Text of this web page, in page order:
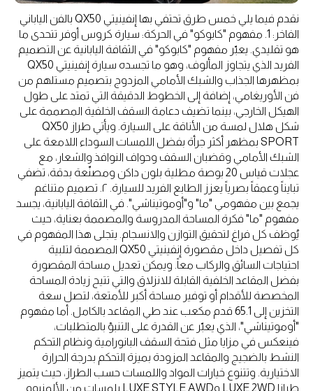
نقدم فيما يلي خمس طرق تحتفي بها إنفينيتي QX50 بالفن الياباني
الفاخر: 1. مفهوم "كابوكو" في الحركة: سيارة كروس أوفر تتحدى ما
هو تقليدي. يعبّر مفهوم "كابوكو" في الثقافة اليابانية عن التصميم
الفريد الذي يتجاوز المألوف، وهو ما تجسده سيارة إنفينيتي QX50
بمظهرها الجذاب والشبك الأمامي المزدوج بتصميم مستلهم من
فن الأوريغامي، إضافة إلى الخطوط الدقيقة التي تمتد على طول
الهيكل الخارجي، بينما تضيف دعامة السقف الخلفية المصممة على
شكل هلال لمسة من الأناقة على السيارة. ويأتي طراز QX50
SPORT بمظهر أكثر جرأة بفضل اللمسات السوداء اللامعة على
الشبك الأمامي وقضبان السقف وحواف النوافذ والشعار، مع
عجلات قياس 20 بوصة مطلية بلون داكن ومصنّعة بدقة، تضفي
تبايناً وعمقاً بصرياً يعزز الطابع الفريد للسيارة. ٢. تصميم متناغم
يجمع بين مفهومي "ما" و"أوموتيناشي". في الثقافة اليابانية، يجسد
مفهوم "ما" فكرة المساحة المدروسة والمصممة بعناية، حيث
يُوظف كل فراغ لتحقيق التوازن والانسجام. يتجلى هذا المفهوم في
كل تفصيل داخل مقصورة إنفينيتي QX50 المصممة لتلبية
احتياجات السائق والركاب معاً. ويمكن تعديل مساحة المقصورة
بفضل المقاعد الخلفية القابلة للانزلاق والتي تتيح زيادة المساحة
المخصصة للأقدام أو توفير مساحة أكبر للأمتعة، لتصل سعة
التخزين إلى 65.1 قدم مكعب عند طي المقاعد بالكامل. أما مفهوم
"أوموتيناشي"، الذي يعبّر عن القدرة على التنبؤ بالمتطلبات،
فينعكس في مزايا مثل فتحة السقف البانورامية ونظام التحكم
النشط بالضجيج والمقاعد المزودة بميزة التحكم بدرجة الحرارة
الاختيارية. وتتنوع خيارات المواد واللمسات حسب الطراز، حيث يتميز
طرازا LUXE 2WD وLUXE STYLE AWD بلمسات من الألمنيوم